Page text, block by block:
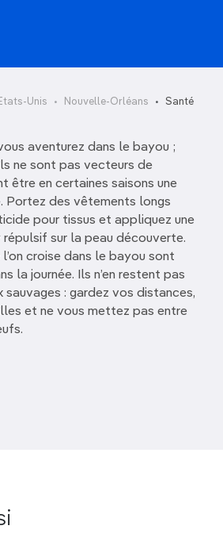
Unis Nouvelle-Orléans Santé
aventurez dans le bayou ;
ne sont pas vecteurs de
être en certaines saisons une
Portez des vêtements longs
pour tissus et appliquez une
répulsif sur la peau découverte.
croise dans le bayou sont
la journée. Ils n’en restent pas
sauvages : gardez vos distances,
et ne vous mettez pas entre